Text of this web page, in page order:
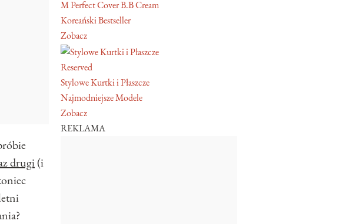
drugi(i
M Perfect Cover B.B Cream
Koreański Bestseller
Zobacz
Reserved
Stylowe Kurtki i Płaszcze
Najmodniejsze Modele
Zobacz
REKLAMA